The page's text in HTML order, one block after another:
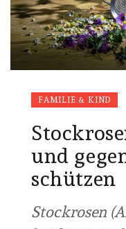
FAMILIE & KIND
und
schützen
Stockrosen